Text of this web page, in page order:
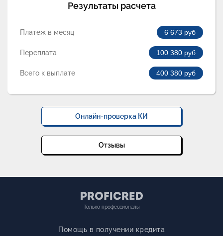
Результаты расчета
Платеж в месяц 6 673 руб
Переплата 100 380 руб
Всего к выплате 400 380 руб
Онлайн-проверка КИ
Отзывы
Только профессионалы
Помощь в получении кредита